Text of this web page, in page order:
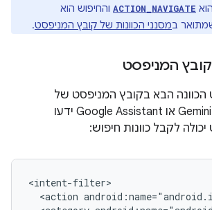
ACTION_NAVIGATE והחיפוש הוא
במסנני הכוונות של קובץ המניפסט.
הכוונה הבא בקובץ המניפסט של
האפליקציה כדי ש-Gemini או Google Assistant ידעו
לקבל כוונות חיפוש:
<action